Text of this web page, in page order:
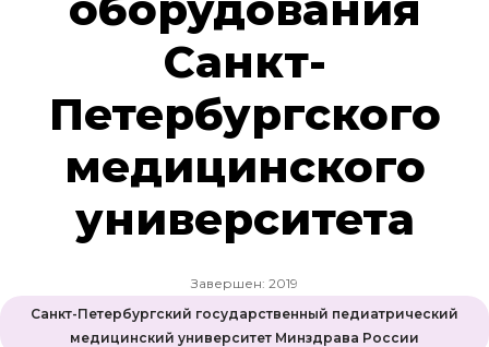
Санкт-
Петербургского
медицинского
университета
Завершен: 2019
Санкт-Петербургский государственный педиатрический
медицинский университет Минздрава России